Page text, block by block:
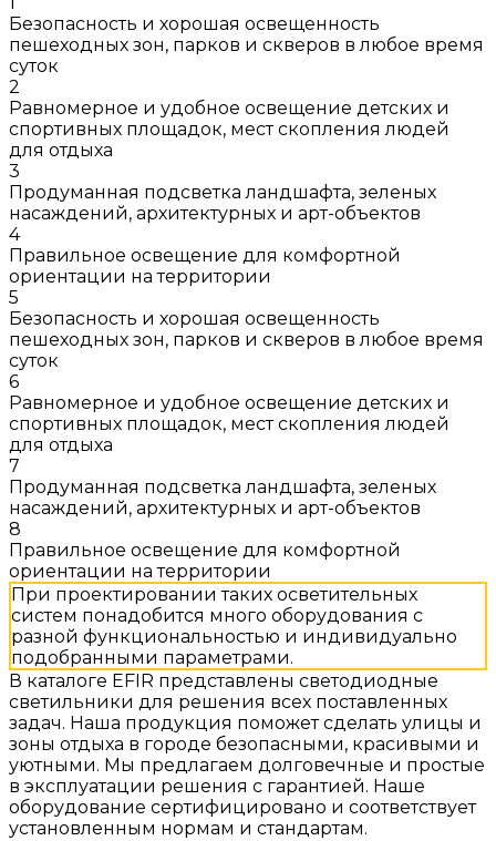
Безопасность и хорошая освещенность
пешеходных зон, парков и скверов в любое время
суток
2
Равномерное и удобное освещение детских и
спортивных площадок, мест скопления людей
для отдыха
3
Продуманная подсветка ландшафта, зеленых
насаждений, архитектурных и арт-объектов
4
Правильное освещение для комфортной
ориентации на территории
5
Безопасность и хорошая освещенность
пешеходных зон, парков и скверов в любое время
суток
6
Равномерное и удобное освещение детских и
спортивных площадок, мест скопления людей
для отдыха
7
Продуманная подсветка ландшафта, зеленых
насаждений, архитектурных и арт-объектов
8
Правильное освещение для комфортной
ориентации на территории
При проектировании таких осветительных
систем понадобится много оборудования с
разной функциональностью и индивидуально
подобранными параметрами.
В каталоге EFIR представлены светодиодные
светильники для решения всех поставленных
задач. Наша продукция поможет сделать улицы и
зоны отдыха в городе безопасными, красивыми и
уютными. Мы предлагаем долговечные и простые
в эксплуатации решения с гарантией. Наше
оборудование сертифицировано и соответствует
установленным нормам и стандартам.